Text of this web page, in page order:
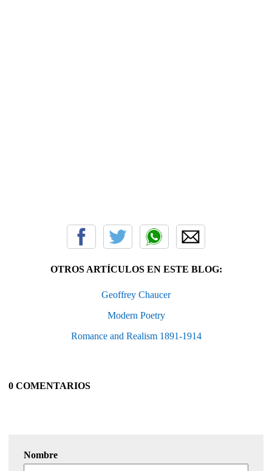
OTROS ARTÍCULOS EN ESTE BLOG:
Geoffrey Chaucer
Modern Poetry
Romance and Realism 1891-1914
0 COMENTARIOS
Nombre